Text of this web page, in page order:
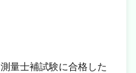
量士補試験に合格した